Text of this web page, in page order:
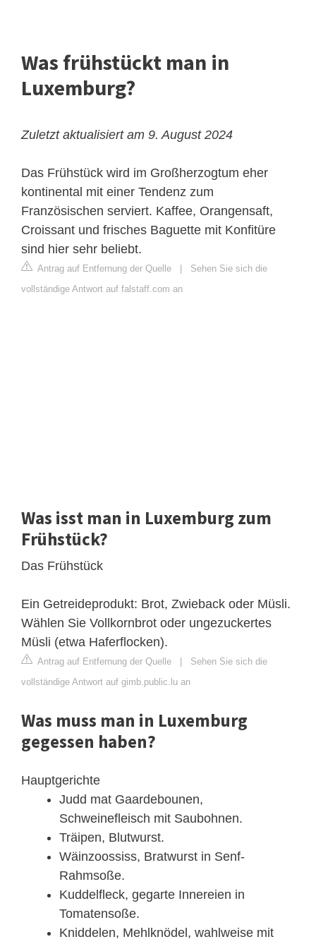
Was frühstückt man in
Luxemburg?
Zuletzt aktualisiert am 9. August 2024
Das Frühstück wird im Großherzogtum eher
kontinental mit einer Tendenz zum
Französischen serviert. Kaffee, Orangensaft,
Croissant und frisches Baguette mit Konfitüre
sind hier sehr beliebt.
Antrag auf Entfernung der Quelle
Sehen Sie sich die
vollständige Antwort auf falstaff.com an
Was isst man in Luxemburg zum
Frühstück?
Das Frühstück
Ein Getreideprodukt: Brot, Zwieback oder Müsli.
Wählen Sie Vollkornbrot oder ungezuckertes
Müsli (etwa Haferflocken).
Antrag auf Entfernung der Quelle
Sehen Sie sich die
vollständige Antwort auf gimb.public.lu an
Was muss man in Luxemburg
gegessen haben?
Hauptgerichte
Judd mat Gaardebounen,
Schweinefleisch mit Saubohnen.
Träipen, Blutwurst.
Wäinzoossiss, Bratwurst in Senf-
Rahmsoße.
Kuddelfleck, gegarte Innereien in
Tomatensoße.
Kniddelen, Mehlknödel, wahlweise mit